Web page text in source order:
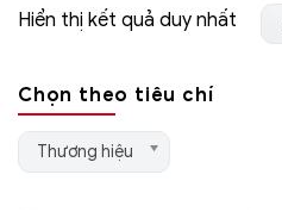
Hiển thị kết quả duy nhất
Chọn theo tiêu chí
Thương hiệu